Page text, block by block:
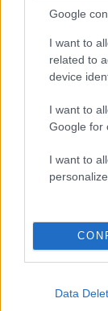
Google
I want to
related to
device
I want to
Google for
I want to
Data
Αν τα χάσατε